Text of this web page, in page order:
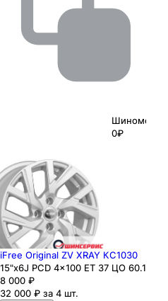
Шиномонтаж
0₽
iFree Original ZV XRAY КС1030
15"x6J PCD 4x100 ЕТ 37 ЦО 60.1
8 000 ₽
32 000 ₽ за 4 шт.